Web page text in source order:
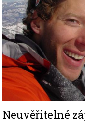
Neuvěřitelné